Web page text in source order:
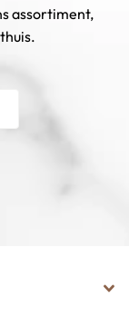
assortiment,